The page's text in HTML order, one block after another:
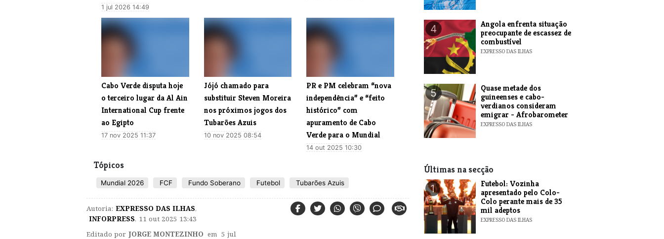
1 jul 2026 14:49
Cabo Verde disputa hoje
o terceiro lugar da Al Ain
International Cup frente
ao Egipto
17 nov 2025 11:37
Jójó chamado para
substituir Steven Moreira
nos próximos jogos dos
Tubarões Azuis
10 nov 2025 08:54
PR e PM celebram “nova
independência” e “feito
histórico” com
apuramento de Cabo
Verde para o Mundial
14 out 2025 10:30
Tópicos
Mundial 2026 FCF Fundo Soberano Futebol Tubarões Azuis
Autoria: EXPRESSO DAS ILHAS,
INFORPRESS, 11 out 2025 13:43
Editado por JORGE MONTEZINHO em 5 jul
4
Angola enfrenta situação
preocupante de escassez de
combustível
EXPRESSO DAS ILHAS
5
Quase metade dos
guineenses e cabo-
verdianos consideram
emigrar - Afrobarometer
EXPRESSO DAS ILHAS
Últimas na secção
1
Futebol: Vozinha
apresentado pelo Colo-
Colo perante mais de 35
mil adeptos
EXPRESSO DAS ILHAS